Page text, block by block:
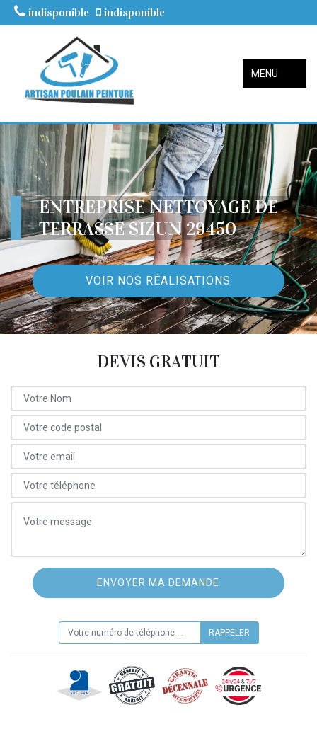
indisponible indisponible
MENU
ENTREPRISE NETTOYAGE DE
TERRASSE SIZUN 29450
VOIR NOS RÉALISATIONS
DEVIS GRATUIT